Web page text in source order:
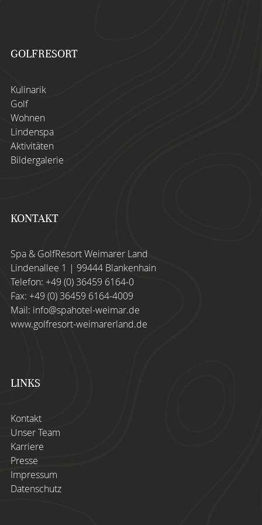
GOLFRESORT
Kulinarik
Golf
Wohnen
Lindenspa
Aktivitäten
Bildergalerie
KONTAKT
Spa & GolfResort Weimarer Land
Lindenallee 1 | 99444 Blankenhain
Telefon: +49 (0) 36459 6164-0
Fax: +49 (0) 36459 6164-4009
Mail: info@spahotel-weimar.de
www.golfresort-weimarerland.de
LINKS
Kontakt
Unser Team
Karriere
Presse
Impressum
Datenschutz